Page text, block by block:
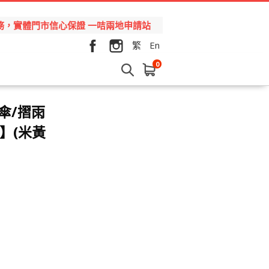
實體門市信心保證 一咭兩地申請站
繁
En
0
/摺雨
(米黃